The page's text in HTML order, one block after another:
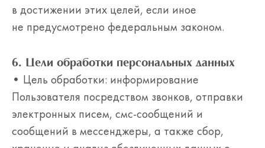
в достижении этих целей, если иное
не предусмотрено федеральным законом.
6. Цели обработки персональных данных
• Цель обработки: информирование
Пользователя посредством звонков, отправки
электронных писем, cмс-сообщений и
сообщений в мессенджеры, а также сбор,